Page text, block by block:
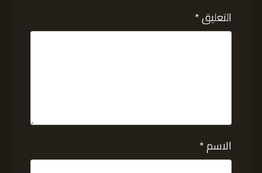
التعليق*
الاسم*